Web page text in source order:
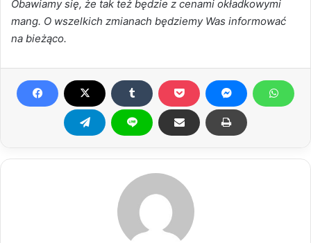
Obawiamy się, że tak też będzie z cenami okładkowymi
mang. O wszelkich zmianach będziemy Was informować
na bieżąco.